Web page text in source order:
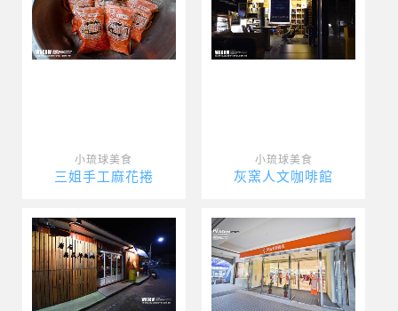
小琉球美食
三姐手工麻花捲
小琉球美食
灰窯人文咖啡館